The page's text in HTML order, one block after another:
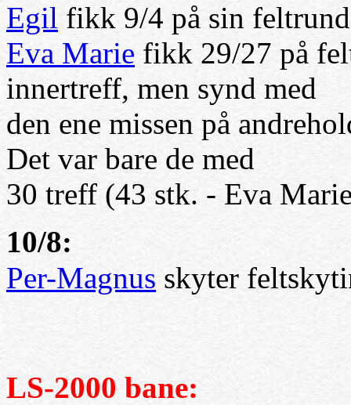
Egil fikk 9/4 på sin
Eva Marie fikk 29/27 på
innertreff, men synd med
den ene missen på
Det var bare de med
30 treff (43 stk. - Eva
10/8:
Per-Magnus skyter
LS-2000 bane: